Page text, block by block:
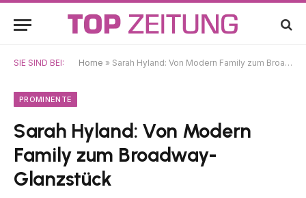
SIE SIND BEI: Home » Sarah Hyland: Von Modern Family zum Broadway-Glanzstück
PROMINENTE
Sarah Hyland: Von Modern
Family zum Broadway-
Glanzstück